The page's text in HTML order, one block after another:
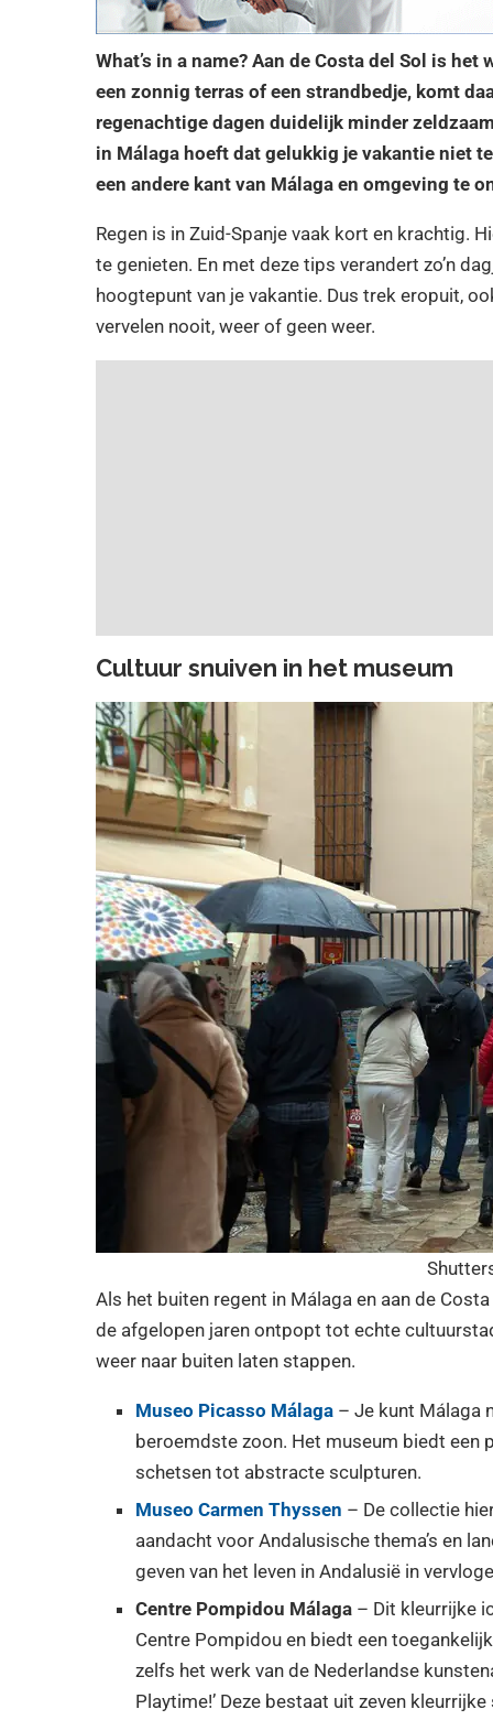
What’s in a name? Aan de Costa del Sol is
een zonnig terras of een strandbedje, komt
regenachtige dagen duidelijk minder
in Málaga hoeft dat gelukkig je vakantie niet
een andere kant van Málaga en omgeving te
Regen is in Zuid-Spanje vaak kort en krachtig.
te genieten. En met deze tips verandert zo’n
hoogtepunt van je vakantie. Dus trek eropuit,
vervelen nooit, weer of geen weer.
Cultuur snuiven in het museum
Als het buiten regent in Málaga en aan de
de afgelopen jaren ontpopt tot echte
weer naar buiten laten stappen.
Museo Picasso Málaga – Je kunt Málaga
beroemdste zoon. Het museum biedt een
schetsen tot abstracte sculpturen.
Museo Carmen Thyssen – De collectie
aandacht voor Andalusische thema’s en
geven van het leven in Andalusië in
Centre Pompidou Málaga – Dit kleurrijke
Centre Pompidou en biedt een
zelfs het werk van de Nederlandse
Playtime!’ Deze bestaat uit zeven